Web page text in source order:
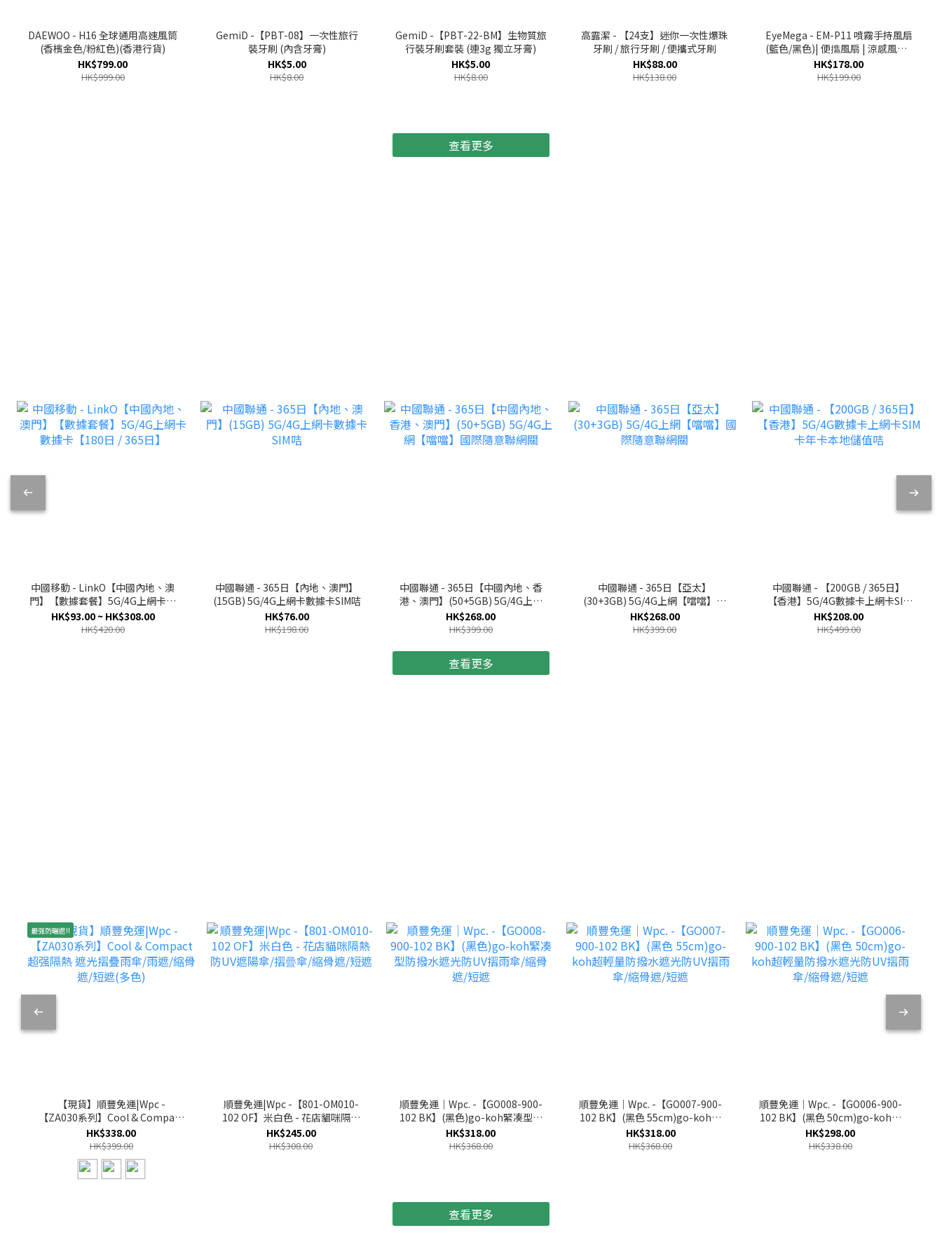
DAEWOO - H16 全球通用高速風筒
(香檳金色/粉紅色)(香港行貨)
HK$799.00
HK$999.00
GemiD -【PBT-08】一次性旅行
裝牙刷 (內含牙膏)
HK$5.00
HK$8.00
GemiD -【PBT-22-BM】生物質旅
行裝牙刷套裝 (連3g 獨立牙膏)
HK$5.00
HK$8.00
高露潔 - 【24支】迷你一次性爆珠
牙刷 / 旅行牙刷 / 便攜式牙刷
HK$88.00
HK$138.00
EyeMega - EM-P11 噴霧手持風扇
(籃色/黑色)| 便㩦風扇 | 涼感風扇 |
無線風扇
HK$178.00
HK$199.00
查看更多
中國移動 - LinkO【中國內地、澳
門】【數據套餐】5G/4G上網卡數
據卡【180日 / 365日】
HK$93.00 ~ HK$308.00
HK$420.00
中國聯通 - 365日【內地、澳門】
(15GB) 5G/4G上網卡數據卡SIM咭
HK$76.00
HK$198.00
中國聯通 - 365日【中國內地、香
港、澳門】(50+5GB) 5G/4G上網
【噹噹】國際隨意聯網關
HK$268.00
HK$399.00
中國聯通 - 365日【亞太】
(30+3GB) 5G/4G上網【噹噹】國
際隨意聯網關
HK$268.00
HK$399.00
中國聯通 - 【200GB / 365日】
【香港】5G/4G數據卡上網卡SIM
卡年卡本地儲值咭
HK$208.00
HK$499.00
查看更多
最强防曬遮!!
【現貨】順豐免運|Wpc -
【ZA030系列】Cool & Compact
超强隔熱 遮光摺疊雨傘/雨遮/縮骨
遮/短遮(多色)
HK$338.00
HK$399.00
順豐免運|Wpc -【801-OM010-
102 OF】米白色 - 花店貓咪隔熱
防UV遮陽傘/摺曡傘/縮骨遮/短遮
HK$245.00
HK$308.00
順豐免運｜Wpc. -【GO008-900-
102 BK】(黑色)go-koh緊凑型防
撥水遮光防UV摺雨傘/縮骨遮/短遮
HK$318.00
HK$368.00
順豐免運｜Wpc. -【GO007-900-
102 BK】(黑色 55cm)go-koh超
輕量防撥水遮光防UV摺雨傘/縮骨
遮/短遮
HK$318.00
HK$368.00
順豐免運｜Wpc. -【GO006-900-
102 BK】(黑色 50cm)go-koh超
輕量防撥水遮光防UV摺雨傘/縮骨
遮/短遮
HK$298.00
HK$338.00
查看更多